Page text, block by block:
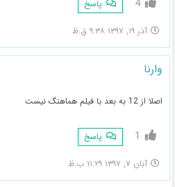
4 پاسخ
آذر ۱۹, ۱۳۹۷ ۹:۳۸ ق.ظ
وارنا
اصلا از 12 به بعد با فیلم هماهنگ نیست
1 پاسخ
آبان ۷, ۱۳۹۷ ۱۱:۲۹ ب.ظ